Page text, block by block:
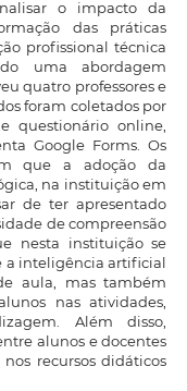
o impacto da
das práticas
profissional técnica
uma abordagem
quatro professores e
foram coletados por
questionário online,
Google Forms. Os
que a adoção da
na instituição em
de ter apresentado
de compreensão
nesta instituição se
a inteligência artificial
aula, mas também
nas atividades,
Além disso,
alunos e docentes
recursos didáticos